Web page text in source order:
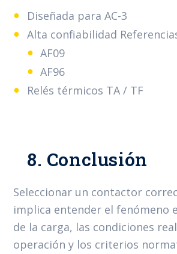
Diseñada para AC-3
Alta confiabilidad
AF09
AF96
Relés térmicos TA / TF
8. Conclusión
Seleccionar un contactor
implica entender el fenómeno
de la carga, las condiciones
operación y los criterios